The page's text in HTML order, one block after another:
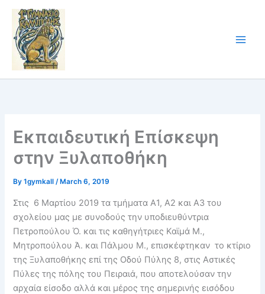
Skip
content
Εκπαιδευτική Επίσκεψη
στην Ξυλαποθήκη
By1gymkall/ March 6, 2019
Στις 6 Μαρτίου 2019 τα τμήματα Α1, Α2 και Α3 του
σχολείου μας με συνοδούς την υποδιευθύντρια
Πετροπούλου Ό. και τις καθηγήτριες Καϊμά Μ.,
Μητροπούλου Ά. και Πάλμου Μ., επισκέφτηκαν το κτίριο
της Ξυλαποθήκης επί της Οδού Πύλης 8, στις Αστικές
Πύλες της πόλης του Πειραιά, που αποτελούσαν την
αρχαία είσοδο αλλά και μέρος της σημερινής εισόδου